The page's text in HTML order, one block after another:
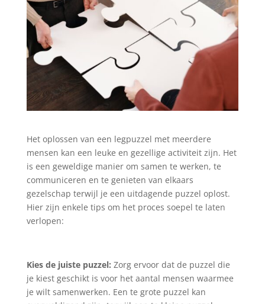
Het oplossen van een legpuzzel met meerdere
mensen kan een leuke en gezellige activiteit zijn. Het
is een geweldige manier om samen te werken, te
communiceren en te genieten van elkaars
gezelschap terwijl je een uitdagende puzzel oplost.
Hier zijn enkele tips om het proces soepel te laten
verlopen:
Kies de juiste puzzel: Zorg ervoor dat de puzzel die
je kiest geschikt is voor het aantal mensen waarmee
je wilt samenwerken. Een te grote puzzel kan